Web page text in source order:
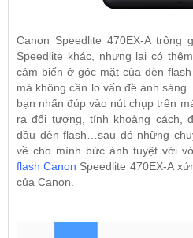
Canon Speedlite 470EX-A trông
Speedlite khác, nhưng lại có
cảm biến ở góc mặt của đèn
mà không cần lo vấn đề ánh
bạn nhấn đúp vào nút chụp trên
ra đối tượng, tính khoảng cách,
đầu đèn flash…sau đó những
về cho mình bức ảnh tuyệt vời
flash Canon Speedlite 470EX-A
của Canon.